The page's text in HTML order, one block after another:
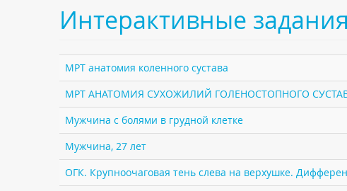
Интерактивные задания
МРТ анатомия коленного сустава
МРТ АНАТОМИЯ СУХОЖИЛИЙ ГОЛЕНОСТОПНОГО
Мужчина с болями в грудной клетке
Мужчина, 27 лет
ОГК. Крупноочаговая тень слева на верхушке.